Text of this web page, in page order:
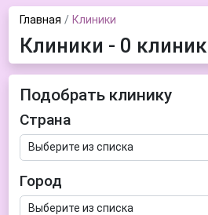
Главная Клиники
Клиники - 0 клиник
Подобрать клинику
Страна
Город